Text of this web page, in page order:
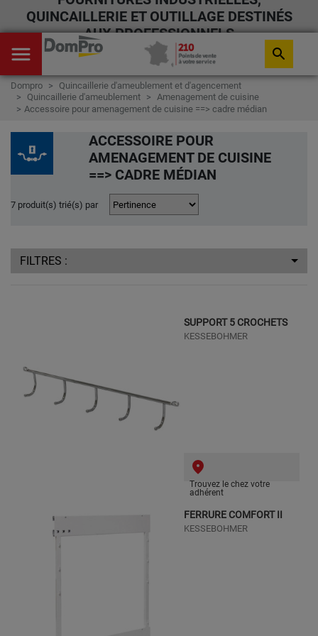
QUINCAILLERIE ET OUTILLAGE DESTINÉS
AUX PROFESSIONNELS
menu search
Dompro
Quincaillerie d'ameublement et d'agencement
Quincaillerie d'ameublement
Amenagement de cuisine
Accessoire pour amenagement de cuisine ==> cadre médian
ACCESSOIRE POUR
AMENAGEMENT DE CUISINE
==> CADRE MÉDIAN
7 produit(s) trié(s) par
FILTRES :
SUPPORT 5 CROCHETS
KESSEBOHMER
Trouvez le chez votre
adhérent
FERRURE COMFORT II
KESSEBOHMER